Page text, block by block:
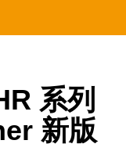
系列
新版